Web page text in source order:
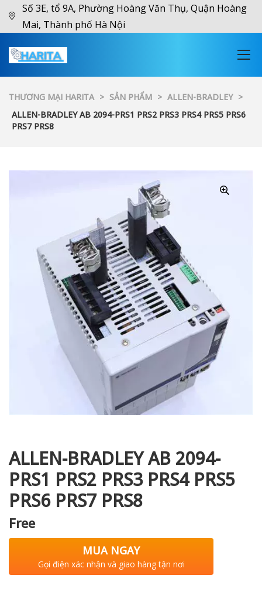
Số 3E, tổ 9A, Phường Hoàng Văn Thụ, Quận Hoàng
Mai, Thành phố Hà Nội
THƯƠNG MẠI HARITA > SẢN PHẨM > ALLEN-BRADLEY >
ALLEN-BRADLEY AB 2094-PRS1 PRS2 PRS3 PRS4 PRS5 PRS6
PRS7 PRS8
ALLEN-BRADLEY AB 2094-
PRS1 PRS2 PRS3 PRS4 PRS5
PRS6 PRS7 PRS8
Free
MUA NGAY
Gọi điện xác nhận và giao hàng tận nơi